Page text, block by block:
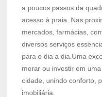
a poucos passos da
acesso à praia. Nas
mercados, farmácias,
diversos serviços
para o dia a dia.Uma
morar ou investir em
cidade, unindo conforto,
imobiliária.